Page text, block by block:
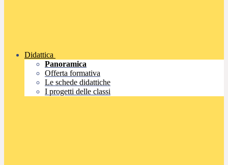
Didattica
Panoramica
Offerta formativa
Le schede didattiche
I progetti delle classi